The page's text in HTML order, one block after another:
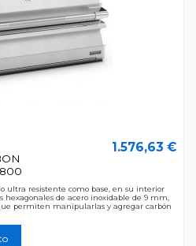
1.576,63 €
ultra resistente como base, en su interior
hexagonales de acero inoxidable de 9 mm,
permiten manipularlas y agregar carbón